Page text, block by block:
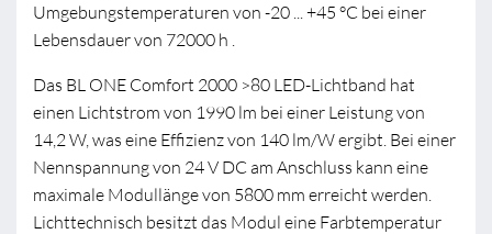
Umgebungstemperaturen von -20 ... +45 °C bei einer
Lebensdauer von 72000 h .
Das BL ONE Comfort 2000 >80 LED-Lichtband hat
einen Lichtstrom von 1990 lm bei einer Leistung von
14,2 W, was eine Effizienz von 140 lm/W ergibt. Bei einer
Nennspannung von 24 V DC am Anschluss kann eine
maximale Modullänge von 5800 mm erreicht werden.
Lichttechnisch besitzt das Modul eine Farbtemperatur